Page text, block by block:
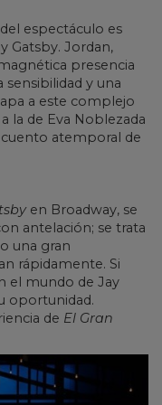
espectáculo es
Gatsby. Jordan,
presencia
sensibilidad y una
a este complejo
la de Eva Noblezada
cuento atemporal de
en Broadway, se
antelación; se trata
una gran
rápidamente. Si
el mundo de Jay
oportunidad.
de El Gran